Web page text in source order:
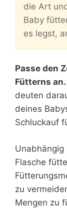
die Art
Baby
es legst,
Passe den
Fütterns an.
deuten
deines
Schluckauf
Flasche
zu
Mengen zu